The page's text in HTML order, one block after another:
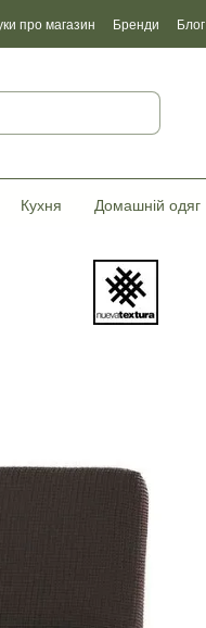
про магазин Бренди
Блог
Кухня Домашній одяг